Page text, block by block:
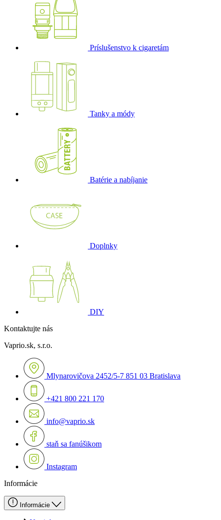
Príslušenstvo k cigaretám
Tanky a módy
Batérie a nabíjanie
Doplnky
DIY
Kontaktujte nás
Vaprio.sk, s.r.o.
Mlynarovičova 2452/5-7 851 03 Bratislava
+421 800 221 170
info@vaprio.sk
staň sa fanúšikom
Instagram
Informácie
Informácie